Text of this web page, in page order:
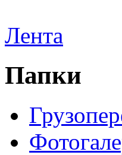
Лента
Папки